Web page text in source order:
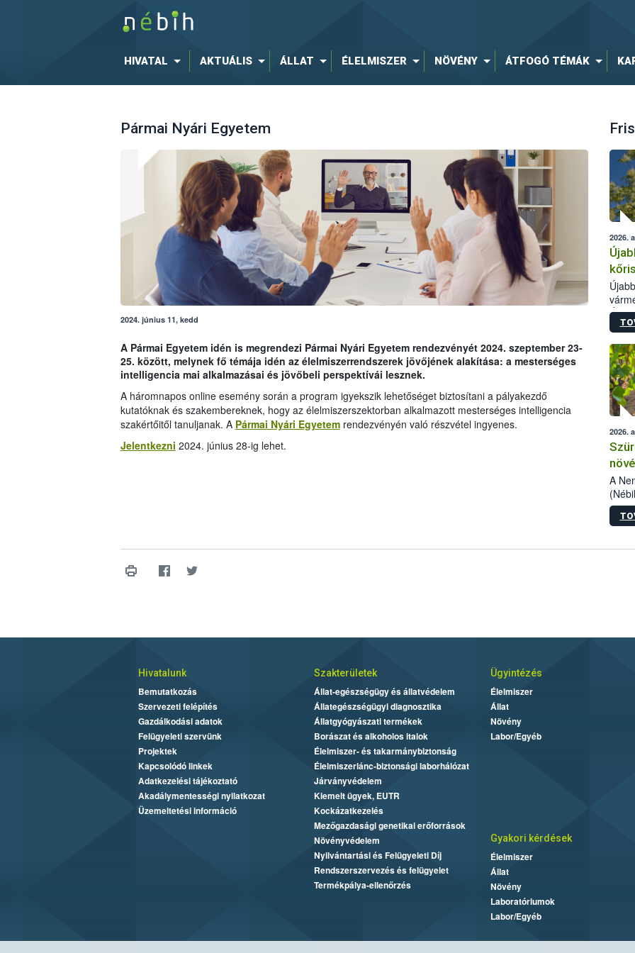
HIVATAL AKTUÁLIS ÁLLAT ÉLELMISZER NÖVÉNY ÁTFOGÓ TÉMÁK
Pármai Nyári Egyetem
2024. június 11, kedd
A Pármai Egyetem idén is megrendezi Pármai Nyári Egyetem rendezvényét 2024. szeptember 23-
25. között, melynek fő témája idén az élelmiszerrendszerek jövőjének alakítása: a mesterséges
intelligencia mai alkalmazásai és jövőbeli perspektívái lesznek.
A háromnapos online esemény során a program igyekszik lehetőséget biztosítani a pályakezdő
kutatóknak és szakembereknek, hogy az élelmiszerszektorban alkalmazott mesterséges intelligencia
szakértőitől tanuljanak. A Pármai Nyári Egyetemrendezvényén való részvétel ingyenes.
Jelentkezni 2024. június 28-ig lehet.
2026.
2026.
A
Hivatalunk
Bemutatkozás
Szervezeti felépítés
Gazdálkodási adatok
Felügyeleti szervünk
Projektek
Kapcsolódó linkek
Adatkezelési tájékoztató
Akadálymentességi nyilatkozat
Üzemeltetési információ
Szakterületek
Állat-egészségügy és állatvédelem
Állategészségügyi diagnosztika
Állatgyógyászati termékek
Borászat és alkoholos italok
Élelmiszer- és takarmánybiztonság
Élelmiszerlánc-biztonsági laborhálózat
Járványvédelem
Kiemelt ügyek, EUTR
Kockázatkezelés
Mezőgazdasági genetikai erőforrások
Növényvédelem
Nyilvántartási és Felügyeleti Díj
Rendszerszervezés és felügyelet
Termékpálya-ellenőrzés
Ügyintézés
Élelmiszer
Állat
Növény
Labor/Egyéb
Gyakori kérdések
Élelmiszer
Állat
Növény
Laboratóriumok
Labor/Egyéb